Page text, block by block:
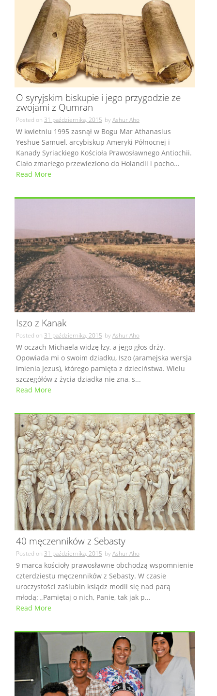
O syryjskim biskupie i jego przygodzie ze
zwojami z Qumran
Posted on 31 października, 2015 byAshur Aho
W kwietniu 1995 zasnął w Bogu Mar Athanasius
Yeshue Samuel, arcybiskup Ameryki Północnej i
Kanady Syriackiego Kościoła Prawosławnego Antiochii.
Ciało zmarłego przewieziono do Holandii i pocho...
Read More
Iszo z Kanak
Posted on 31 października, 2015 byAshur Aho
W oczach Michaela widzę łzy, a jego głos drży.
Opowiada mi o swoim dziadku, Iszo (aramejska wersja
imienia Jezus), którego pamięta z dzieciństwa. Wielu
szczegółów z życia dziadka nie zna, s...
Read More
40 męczenników z Sebasty
Posted on 31 października, 2015 byAshur Aho
9 marca kościoły prawosławne obchodzą wspomnienie
czterdziestu męczenników z Sebasty. W czasie
uroczystości zaślubin ksiądz modli się nad parą
młodą: „Pamiętaj o nich, Panie, tak jak p...
Read More